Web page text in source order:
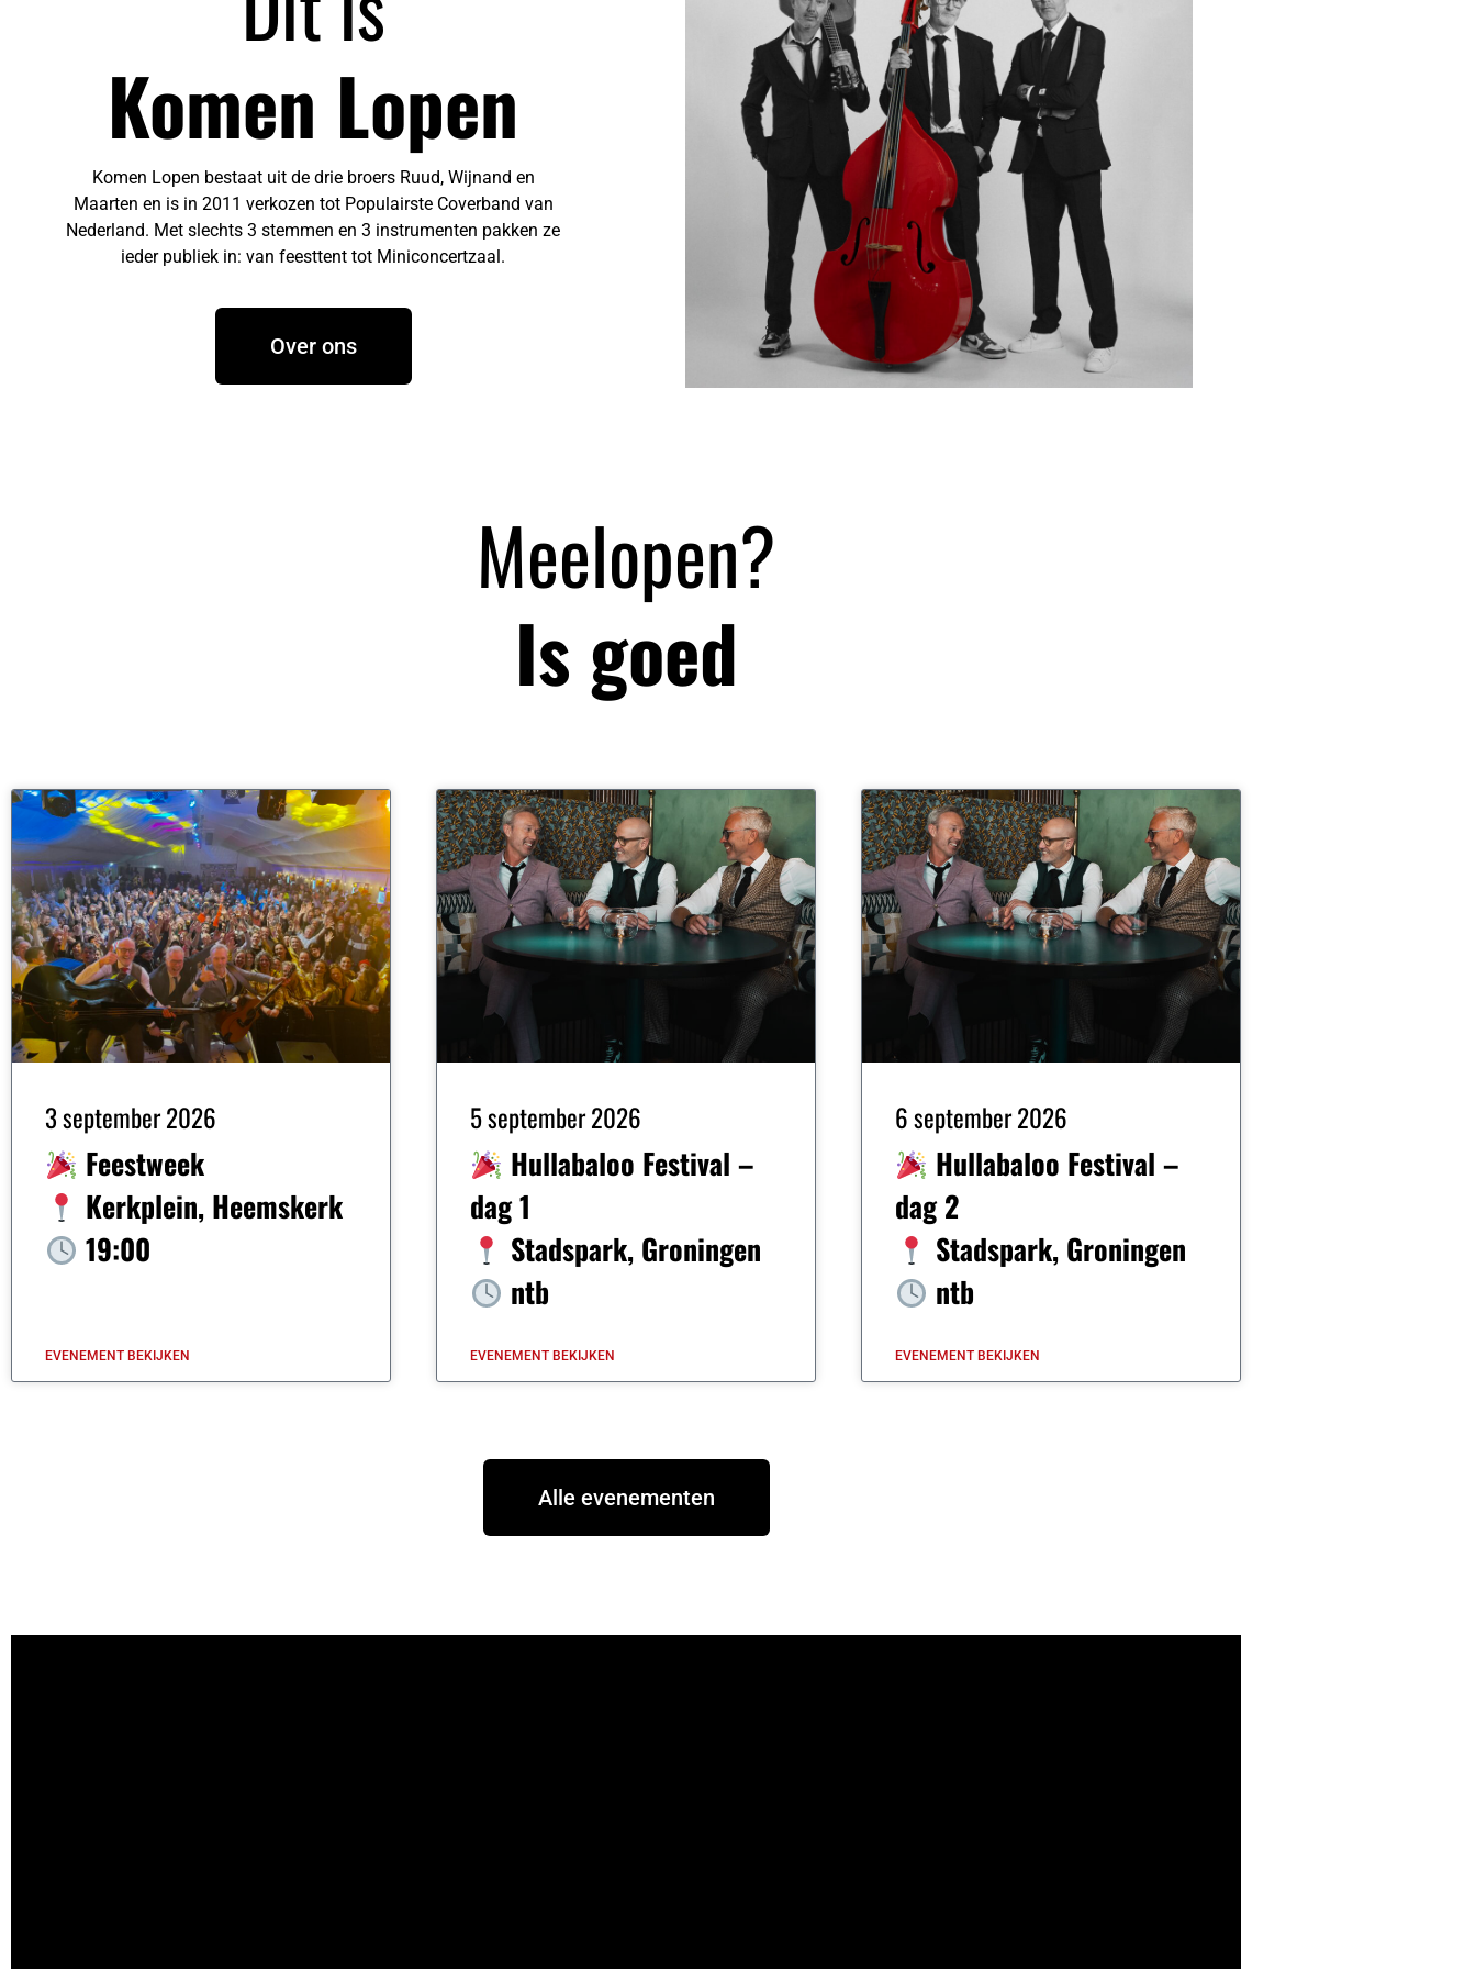
Komen Lopen
Komen Lopen bestaat uit de drie broers Ruud, Wijnand en
Maarten en is in 2011 verkozen tot Populairste Coverband van
Nederland. Met slechts 3 stemmen en 3 instrumenten pakken ze
ieder publiek in: van feesttent tot Miniconcertzaal.
Over ons
Meelopen?
Is goed
3 september 2026
Feestweek
Kerkplein, Heemskerk
19:00
EVENEMENT BEKIJKEN
5 september 2026
Hullabaloo Festival –
dag 1
Stadspark, Groningen
ntb
EVENEMENT BEKIJKEN
6 september 2026
Hullabaloo Festival –
dag 2
Stadspark, Groningen
ntb
EVENEMENT BEKIJKEN
Alle evenementen